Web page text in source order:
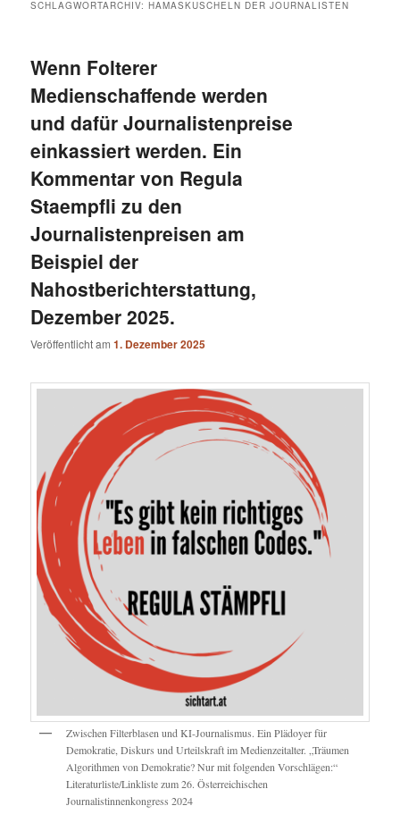
SCHLAGWORTARCHIV:HAMASKUSCHELN DER JOURNALISTEN
Wenn Folterer
Medienschaffende werden
und dafür Journalistenpreise
einkassiert werden. Ein
Kommentar von Regula
Staempfli zu den
Journalistenpreisen am
Beispiel der
Nahostberichterstattung,
Dezember 2025.
Veröffentlicht am1. Dezember 2025
Zwischen Filterblasen und KI-Journalismus. Ein Plädoyer für
Demokratie, Diskurs und Urteilskraft im Medienzeitalter. „Träumen
Algorithmen von Demokratie? Nur mit folgenden Vorschlägen:“
Literaturliste/Linkliste zum 26. Österreichischen
Journalistinnenkongress 2024